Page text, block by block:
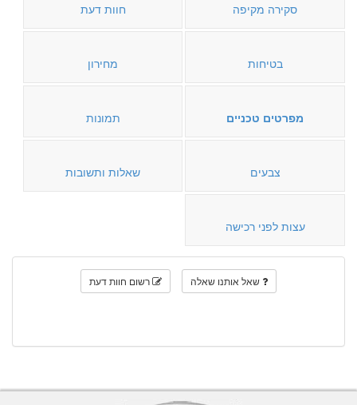
סקירה מקיפה חוות דעת
בטיחות מחירון
מפרטים טכניים תמונות
צבעים שאלות ותשובות
עצות לפני רכישה
שאל אותנו שאלה רשום חוות דעת